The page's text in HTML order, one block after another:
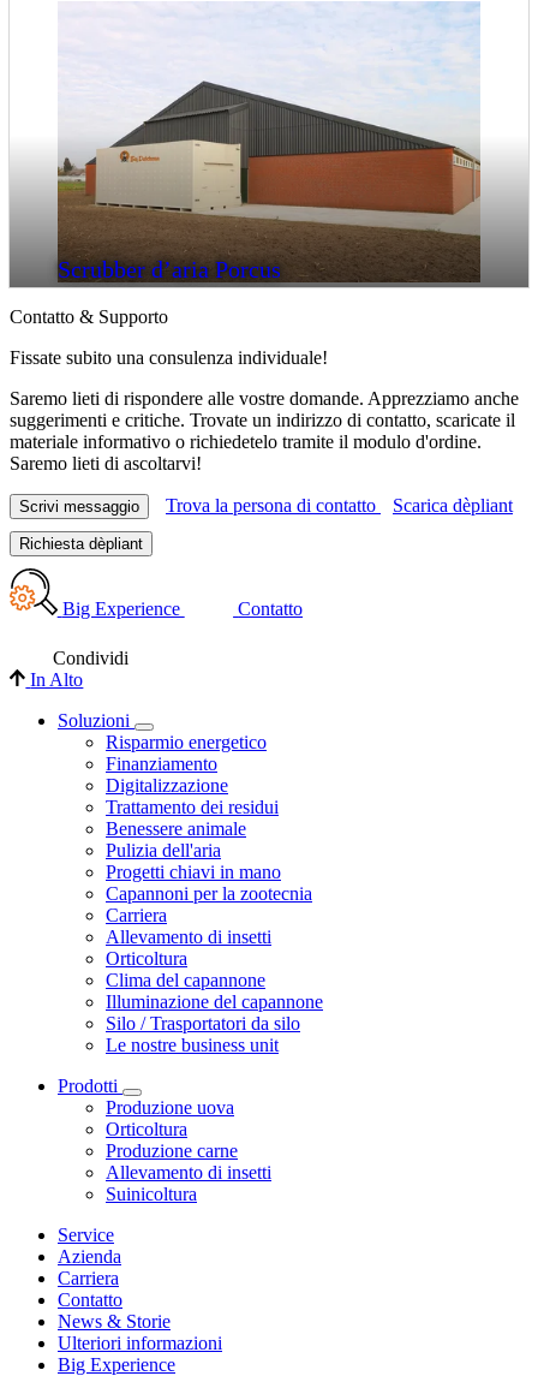
Scrubber d’aria Porcus
Contatto & Supporto
Fissate subito una consulenza individuale!
Saremo lieti di rispondere alle vostre domande. Apprezziamo anche
suggerimenti e critiche. Trovate un indirizzo di contatto, scaricate il
materiale informativo o richiedetelo tramite il modulo d'ordine.
Saremo lieti di ascoltarvi!
Scrivi messaggio Trova la persona di contatto Scarica dèpliant
Richiesta dèpliant
Big Experience Contatto
Condividi
In Alto
Soluzioni
Risparmio energetico
Finanziamento
Digitalizzazione
Trattamento dei residui
Benessere animale
Pulizia dell'aria
Progetti chiavi in mano
Capannoni per la zootecnia
Carriera
Allevamento di insetti
Orticoltura
Clima del capannone
Illuminazione del capannone
Silo / Trasportatori da silo
Le nostre business unit
Prodotti
Produzione uova
Orticoltura
Produzione carne
Allevamento di insetti
Suinicoltura
Service
Azienda
Carriera
Contatto
News & Storie
Ulteriori informazioni
Big Experience